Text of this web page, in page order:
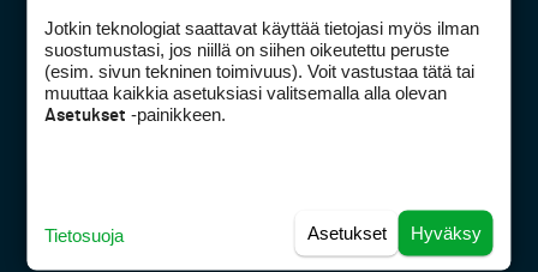
Golfpisteen yhteystiedot
DSA avoimuusraportti
Asiakaspalvelu
(digi) digi@otavamedia.fi
Jotkin teknologiat saattavat käyttää tietojasi myös ilman
suostumustasi, jos niillä on siihen oikeutettu peruste
(esim. sivun tekninen toimivuus). Voit vastustaa tätä tai
muuttaa kaikkia asetuksiasi valitsemalla alla olevan
Asetukset -painikkeen.
Hyväksy
Asetukset
Tietosuoja